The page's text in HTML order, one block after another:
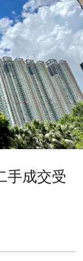
手成交受